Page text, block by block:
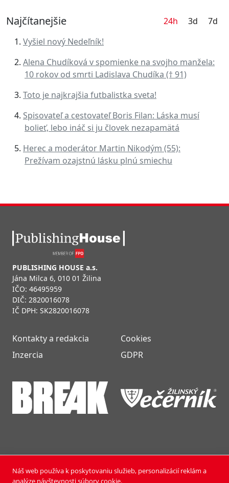
Najčítanejšie 24h 3d
7d
Vyšiel nový Nedeľník!
Alena Chudíková v spomienke na svojho manžela:
10 rokov od smrti Ladislava Chudíka († 91)
Toto je najkrajšia futbalistka sveta!
Spisovateľ a cestovateľ Boris Filan: Láska musí
bolieť, lebo ináč si ju človek nezapamätá
Herec a moderátor Martin Nikodým (55):
Prežívam ozajstnú lásku plnú smiechu
PUBLISHING HOUSE a.s.
Jána Milca 6, 010 01 Žilina
IČO: 46495959
DIČ: 2820016078
IČ DPH: SK2820016078
Kontakty a redakcia
Inzercia
Cookies
GDPR
NOVÝ ČAS NEDEĽA © 2024 | PUBLISHING HOUSE, a.s.,
Náš web používa k poskytovaniu služieb, personalizácií reklám a
analýze návštevnosti súbory cookie.